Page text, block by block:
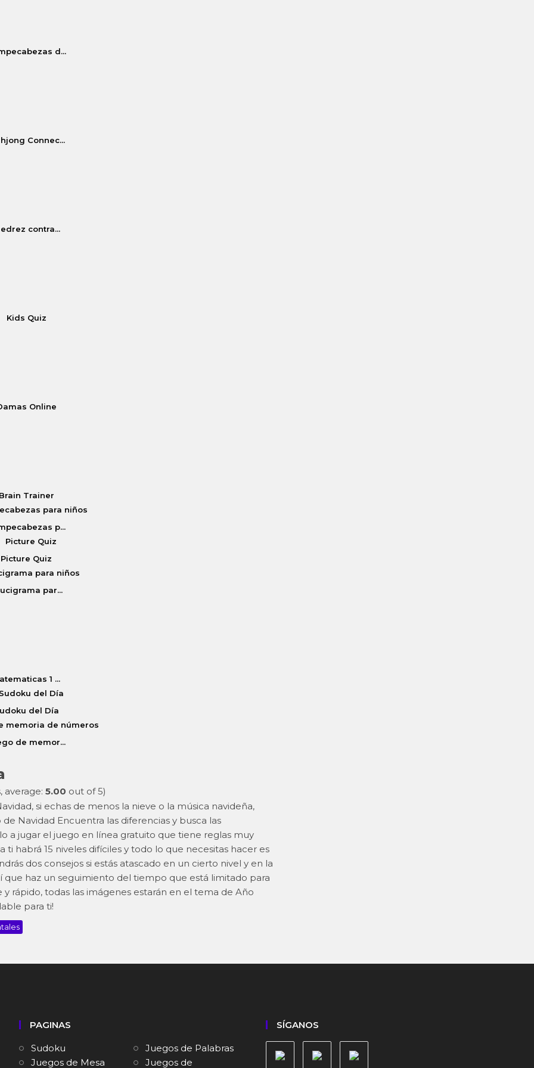
d...
Connec...
contra...
Kids Quiz
Online
Trainer
p...
Picture Quiz
par...
1 ...
del Día
de memor...
average: 5.00 out of 5)
si echas de menos la nieve o la música navideña,
Navidad Encuentra las diferencias y busca las
a jugar el juego en línea gratuito que tiene reglas muy
habrá 15 niveles difíciles y todo lo que necesitas hacer es
dos consejos si estás atascado en un cierto nivel y en la
haz un seguimiento del tiempo que está limitado para
rápido, todas las imágenes estarán en el tema de Año
para ti!
PAGINAS
Sudoku
Juegos de Palabras
Juegos de Mesa
Juegos de
SÍGANOS